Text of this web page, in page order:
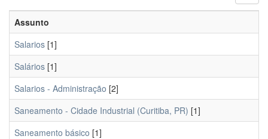
Assunto
Salarios [1]
Salários [1]
Salarios - Administração [2]
Saneamento - Cidade Industrial (Curitiba, PR) [1]
Saneamento básico [1]